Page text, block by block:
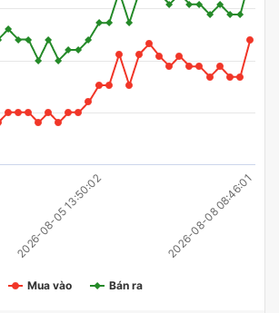
Mua vào Bán ra
2026-08-05 13:50:02 2026-08-08 08:46:01